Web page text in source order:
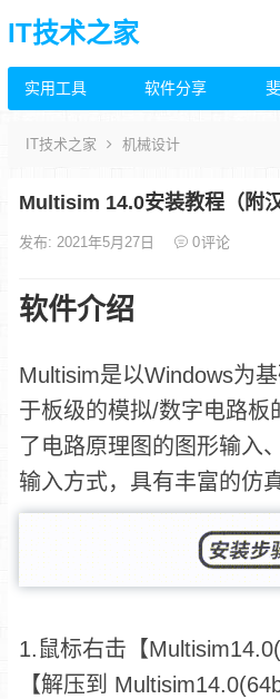
IT技术之家
实用工具 软件分享
IT技术之家 机械设计
Multisim 14.0安装教程（附
发布: 2021年5月27日 0评论
软件介绍
Multisim是以Windows为
于板级的模拟/数字电路板
了电路原理图的图形输入
输入方式，具有丰富的仿
1.鼠标右击【
【解压到